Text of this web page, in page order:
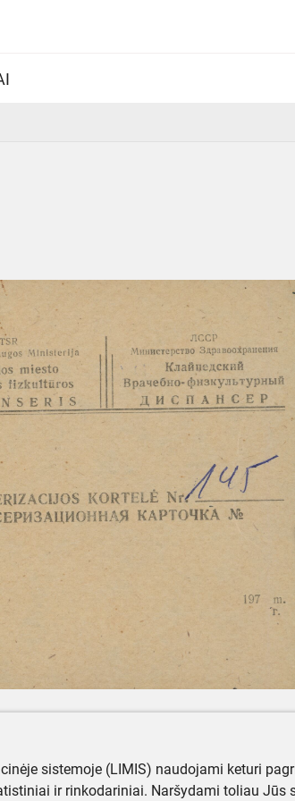
sistemoje (LIMIS) naudojami keturi
ir rinkodariniai. Naršydami toliau Jūs